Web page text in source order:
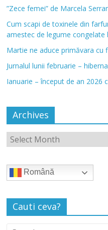
”Zece femei” de Marcela
Cum scapi de toxinele din
amestec de legume congelate
Martie ne aduce primăvara cu
Jurnalul lunii februarie –
Ianuarie – început de an 2026
Archives
Română
Cauti ceva?